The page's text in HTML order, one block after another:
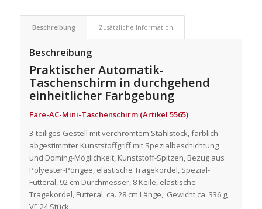
Beschreibung Zusätzliche Information
Beschreibung
Praktischer Automatik-
Taschenschirm in durchgehend
einheitlicher Farbgebung
Fare-AC-Mini-Taschenschirm (Artikel 5565)
3-teiliges Gestell mit verchromtem Stahlstock, farblich
abgestimmter Kunststoffgriff mit Spezialbeschichtung
und Doming-Möglichkeit, Kunststoff-Spitzen, Bezug aus
Polyester-Pongee, elastische Tragekordel, Spezial-
Futteral, 92 cm Durchmesser, 8 Keile, elastische
Tragekordel, Futteral, ca. 28 cm Länge, Gewicht ca. 336 g,
VE 24 Stück